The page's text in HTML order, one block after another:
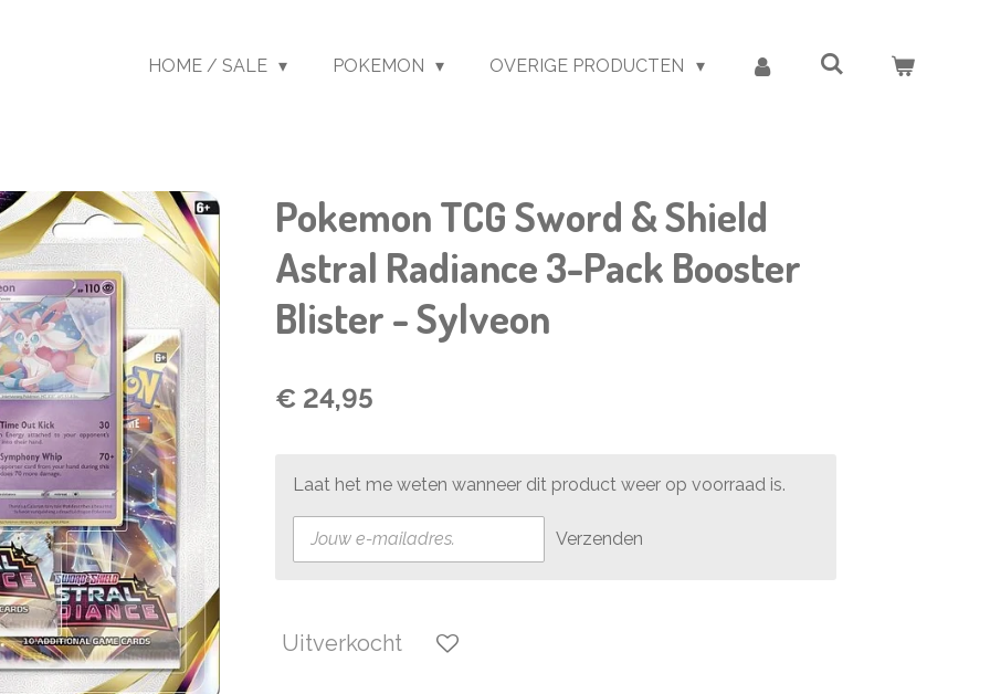
HOME / SALE POKEMON OVERIGE PRODUCTEN
Pokemon TCG Sword & Shield
Astral Radiance 3-Pack Booster
Blister - Sylveon
€ 24,95
Laat het me weten wanneer dit product weer op voorraad is.
Verzenden
Uitverkocht